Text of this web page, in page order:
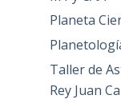
Planeta
Taller de
Rey Juan